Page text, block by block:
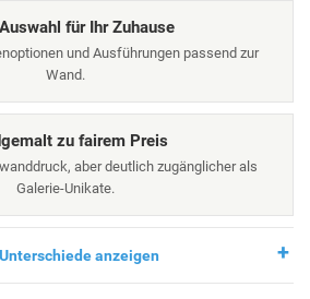
für Ihr Zuhause
und Ausführungen passend zur
Wand.
zu fairem Preis
aber deutlich zugänglicher als
Galerie-Unikate.
anzeigen